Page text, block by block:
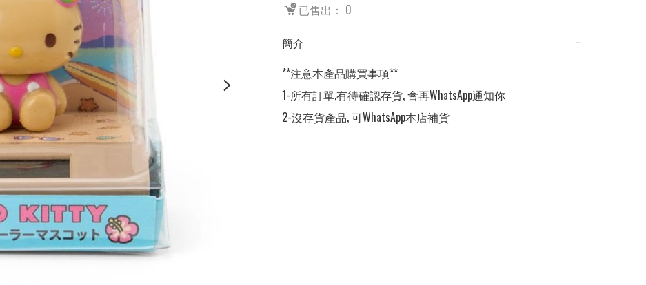
已售出： 0
簡介
−
**注意本產品購買事項**
1-所有訂單,有待確認存貨, 會再WhatsApp通知你
2-沒存貨產品, 可WhatsApp本店補貨